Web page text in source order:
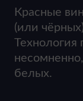
Красные
(или
Технология
белых.